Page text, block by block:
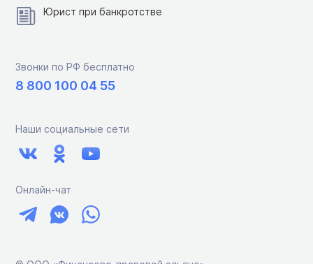
Юрист при банкротстве
Звонки по РФ бесплатно
8 800 100 04 55
Наши социальные сети
Онлайн-чат